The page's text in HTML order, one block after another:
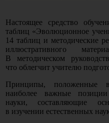
Настоящее средство
таблиц «Эволюционное
14 таблиц и методические
иллюстративного
В методическом
что облегчит учителю
Принципы, положенные
наиболее важные позиции
науки, составляющие
в изучении естественных